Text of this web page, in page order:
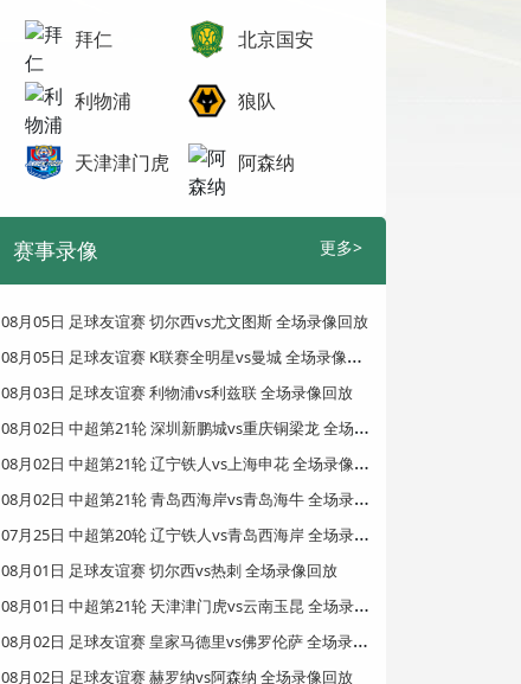
拜仁 北京国安
利物浦 狼队
天津津门虎 阿森纳
赛事录像 更多>
08月05日 足球友谊赛 切尔西vs尤文图斯 全场录像回放
0
8月05日 足球友谊赛 K联赛全明星vs曼城 全场录像回放
08月03日 足球友谊赛 利物浦vs利兹联 全场录像回放
0
8月02日 中超第21轮 深圳新鹏城vs重庆铜梁龙 全场录像回放
0
8月02日 中超第21轮 辽宁铁人vs上海申花 全场录像回放
0
8月02日 中超第21轮 青岛西海岸vs青岛海牛 全场录像回放
0
7月25日 中超第20轮 辽宁铁人vs青岛西海岸 全场录像回放
08月01日 足球友谊赛 切尔西vs热刺 全场录像回放
0
8月01日 中超第21轮 天津津门虎vs云南玉昆 全场录像回放
0
8月02日 足球友谊赛 皇家马德里vs佛罗伦萨 全场录像回放
08月02日 足球友谊赛 赫罗纳vs阿森纳 全场录像回放